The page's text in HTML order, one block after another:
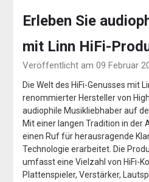
Erleben Sie
mit Linn HiFi-
Veröffentlicht am 09 Februar
Die Welt des HiFi-Genusses mit
renommierter Hersteller von
audiophile Musikliebhaber auf
Mit einer langen Tradition in der
einen Ruf für herausragende
Technologie erarbeitet. Die
umfasst eine Vielzahl von HiFi-
Plattenspieler, Verstärker,